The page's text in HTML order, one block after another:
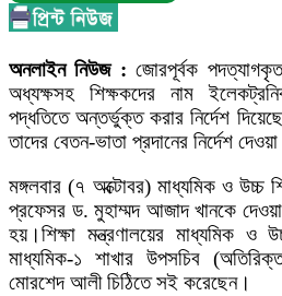
অনলাইন নিউজ : জোরপূর্বক পদত্যাগকৃত
অধ্যক্ষসহ শিক্ষকদের নাম
পদ্ধতিতে অন্তর্ভুক্ত করার নির্দেশ
তাদের বেতন-ভাতা প্রদানের নির্দেশ
মঙ্গলবার (৭ অক্টোবর) মাধ্যমিক ও উচ্চ
প্রফেসর ড. মুহাম্মদ আজাদ খানকে
হয়।শিক্ষা মন্ত্রণালয়ের মাধ্যমিক ও
মাধ্যমিক-১ শাখার উপসচিব
মোরশেদ আলী চিঠিতে সই করেছেন।